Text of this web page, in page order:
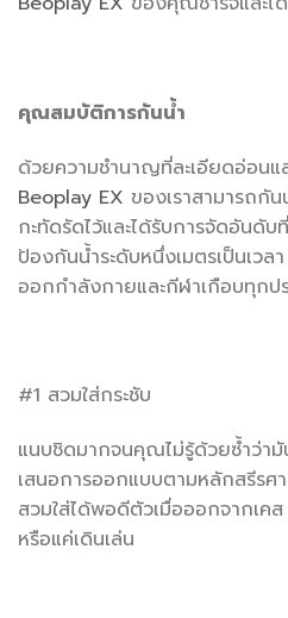
คุณสมบัติการกันน้ำ
ด้วยความชำนาญที่ละเอียดอ่อนแ
Beoplay EX ของเราสามารถกั
กะทัดรัดไว้และได้รับการจัดอันดั
ป้องกันน้ำระดับหนึ่งเมตรเป็นเว
ออกกำลังกายและกีฬาเกือบทุกปร
#1 สวมใส่กระชับ
แนบชิดมากจนคุณไม่รู้ด้วยซ้ำว่า
เสนอการออกแบบตามหลักสรีร
สวมใส่ได้พอดีตัวเมื่อออกจากเคส
หรือแค่เดินเล่น